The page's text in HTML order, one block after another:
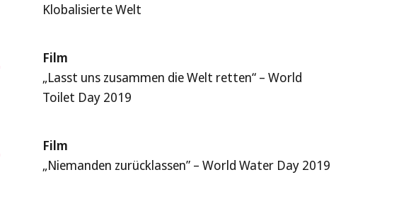
Klobalisierte Welt
Film
„Lasst uns zusammen die Welt retten“ – World
Toilet Day 2019
Film
„Niemanden zurücklassen” – World Water Day 2019